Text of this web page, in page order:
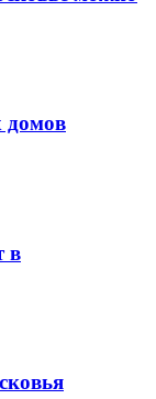
домов
в